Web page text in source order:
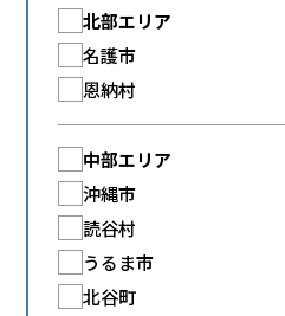
北部エリア
名護市
恩納村
中部エリア
沖縄市
読谷村
うるま市
北谷町